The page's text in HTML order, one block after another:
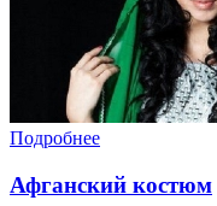
Подробнее
Афганский костюм